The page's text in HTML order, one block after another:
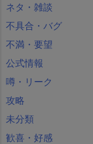
ネタ・雑談
不具合・バグ
不満・要望
公式情報
噂・リーク
攻略
未分類
歓喜・好感